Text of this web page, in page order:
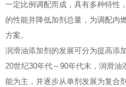
一定比例调配而成，具有多种特性
的性能并降低加剂总量，为调配内
方案。
润滑油添加剂的发展可分为提高添
20世纪30年代～90年代末，润滑
能为主，并逐步从单剂发展为复合